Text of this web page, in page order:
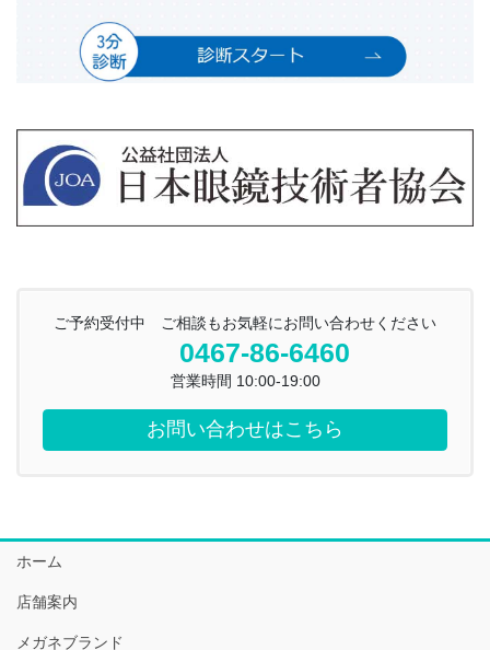
ご予約受付中 ご相談もお気軽にお問い合わせください
0467-86-6460
営業時間 10:00-19:00
お問い合わせはこちら
ホーム
店舗案内
メガネブランド